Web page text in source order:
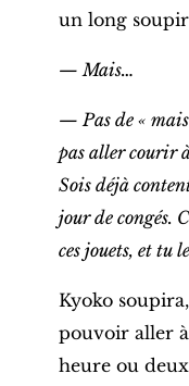
un long soupir
— Mais…
— Pas de «
pas aller courir
Sois déjà
jour de congés.
ces jouets, et tu
Kyoko
pouvoir aller
heure ou